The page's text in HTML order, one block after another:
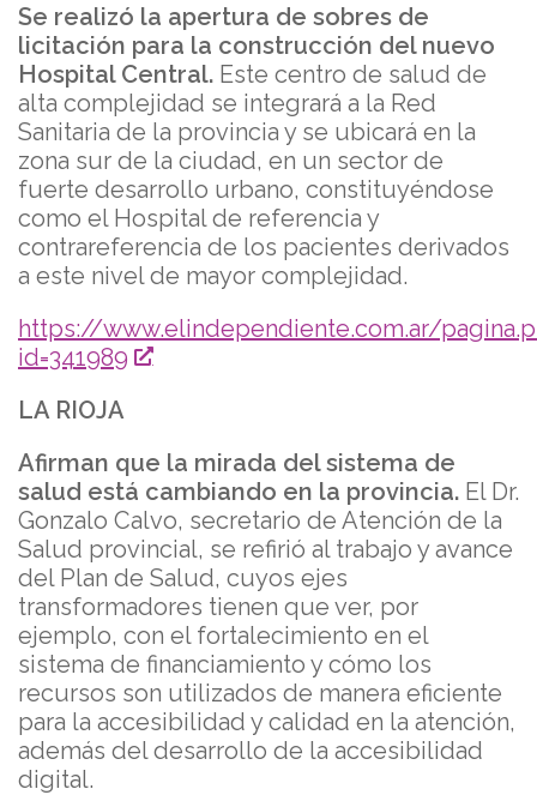
Se realizó la apertura de sobres de
licitación para la construcción del nuevo
Hospital Central. Este centro de salud de
alta complejidad se integrará a la Red
Sanitaria de la provincia y se ubicará en la
zona sur de la ciudad, en un sector de
fuerte desarrollo urbano, constituyéndose
como el Hospital de referencia y
contrareferencia de los pacientes derivados
a este nivel de mayor complejidad.
https://www.elindependiente.com.ar/
id=341989
LA RIOJA
Afirman que la mirada del sistema de
salud está cambiando en la provincia. El Dr.
Gonzalo Calvo, secretario de Atención de la
Salud provincial, se refirió al trabajo y avance
del Plan de Salud, cuyos ejes
transformadores tienen que ver, por
ejemplo, con el fortalecimiento en el
sistema de financiamiento y cómo los
recursos son utilizados de manera eficiente
para la accesibilidad y calidad en la atención,
además del desarrollo de la accesibilidad
digital.